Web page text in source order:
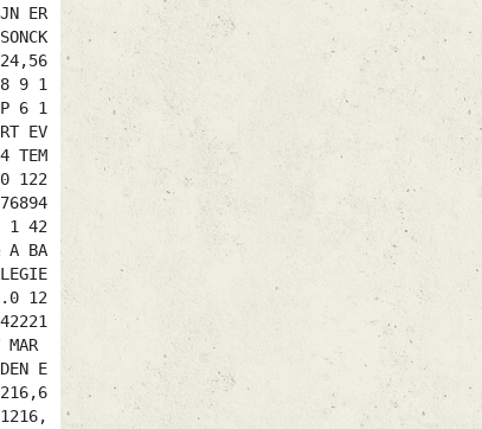
ER
9 1
6 1
EV
TEM
122
1 42
A BA
12
E